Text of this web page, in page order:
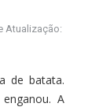
Atualização:
de batata.
A